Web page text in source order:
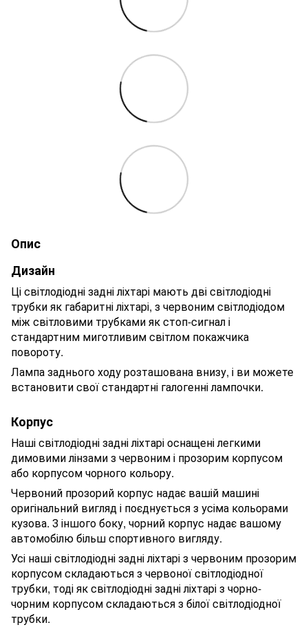
Опис
Дизайн
Ці світлодіодні задні ліхтарі мають дві світлодіодні
трубки як габаритні ліхтарі, з червоним світлодіодом
між світловими трубками як стоп-сигнал і
стандартним миготливим світлом покажчика
повороту.
Лампа заднього ходу розташована внизу, і ви можете
встановити свої стандартні галогенні лампочки.
Корпус
Наші світлодіодні задні ліхтарі оснащені легкими
димовими лінзами з червоним і прозорим корпусом
або корпусом чорного кольору.
Червоний прозорий корпус надає вашій машині
оригінальний вигляд і поєднується з усіма кольорами
кузова. З іншого боку, чорний корпус надає вашому
автомобілю більш спортивного вигляду.
Усі наші світлодіодні задні ліхтарі з червоним прозорим
корпусом складаються з червоної світлодіодної
трубки, тоді як світлодіодні задні ліхтарі з чорно-
чорним корпусом складаються з білої світлодіодної
трубки.